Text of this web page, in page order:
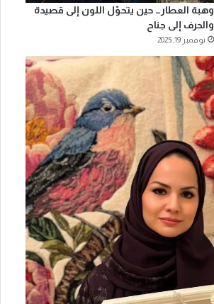
وهبة العطار… حين يتحوّل اللون إلى قصيدة
والحرف إلى جناح
نوفمبر 19, 2025